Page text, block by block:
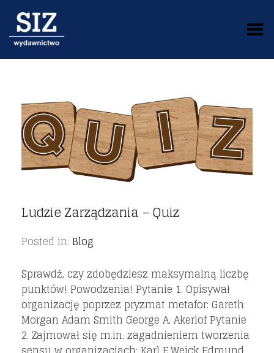
Toggle Menu
Ludzie Zarządzania – Quiz
Posted in: Blog
Sprawdź, czy zdobędziesz maksymalną liczbę
punktów! Powodzenia! Pytanie 1. Opisywał
organizację poprzez pryzmat metafor: Gareth
Morgan Adam Smith George A. Akerlof Pytanie
2. Zajmował się m.in. zagadnieniem tworzenia